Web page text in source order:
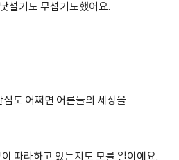
설기도 무섭기도했어요.
도 어쩌면 어른들의 세상을
따라하고 있는지도 모를 일이예요.